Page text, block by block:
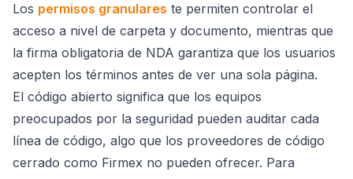
Los permisos granulares te permiten controlar el
acceso a nivel de carpeta y documento, mientras que
la firma obligatoria de NDA garantiza que los usuarios
acepten los términos antes de ver una sola página.
El código abierto significa que los equipos
preocupados por la seguridad pueden auditar cada
línea de código, algo que los proveedores de código
cerrado como Firmex no pueden ofrecer. Para